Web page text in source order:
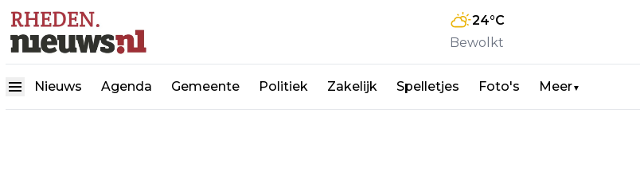
24°C
Bewolkt
Nieuws Agenda Gemeente Politiek Zakelijk Spelletjes Foto's Meer▼